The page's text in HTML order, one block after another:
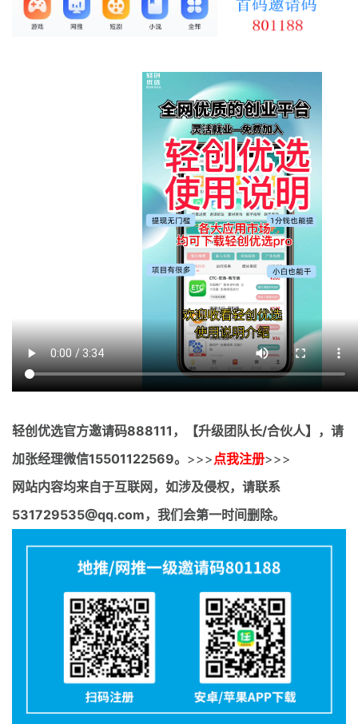
项目介绍
轻创优选官方邀请码888111，【升级团队长/合伙人】，请
加张经理微信15501122569。 >>> 点我注册>>>
网站内容均来自于互联网，如涉及侵权，请联系
531729535@qq.com，我们会第一时间删除。